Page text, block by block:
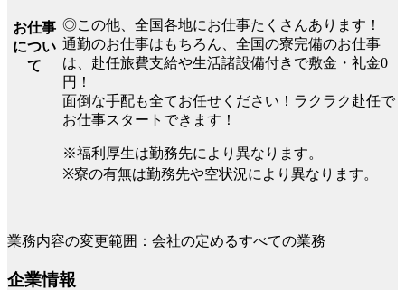
お仕事
につい
て
◎この他、全国各地にお仕事たくさんあります！
通勤のお仕事はもちろん、全国の寮完備のお仕事
は、赴任旅費支給や生活諸設備付きで敷金・礼金0
円！
面倒な手配も全てお任せください！ラクラク赴任で
お仕事スタートできます！
※福利厚生は勤務先により異なります。
※寮の有無は勤務先や空状況により異なります。
業務内容の変更範囲：会社の定めるすべての業務
企業情報